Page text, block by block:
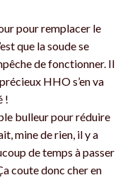
pour remplacer le
que la soude se
de fonctionner. Il
HHO s’en va
!
bulleur pour réduire
mine de rien, il y a
de temps à passer
coute donc cher en